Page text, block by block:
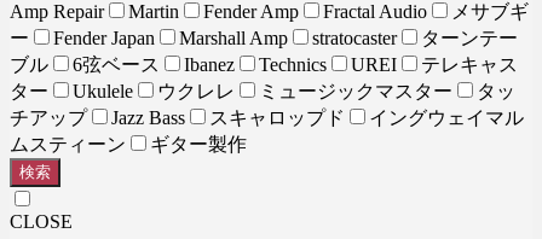
Amp Repair
Martin Fender Amp Fractal Audio
メサブギ
ー
Fender Japan Marshall Amp stratocaster
ターンテー
ブル
6弦ベース Ibanez Technics UREI
テレキャス
ター
Ukulele ウクレレ ミュージックマスター
タッ
チアップ
Jazz Bass スキャロップド
イングウェイマル
ムスティーン
ギター製作
検索
CLOSE